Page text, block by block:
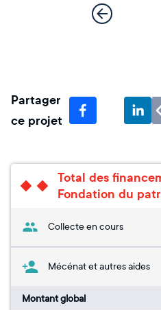
Partager
ce projet
Total des
Fondation du
Collecte en cours
Mécénat et autres aides
Montant global